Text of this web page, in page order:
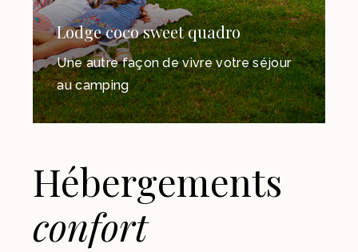
Lodge coco sweet quadro
Une autre façon de vivre votre séjour
au camping
Hébergements
confort